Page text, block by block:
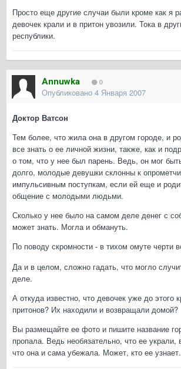
Просто еще другие случаи были кроме как я
девочек крали и в притон увозили. Тока в
республики.
Annuwka 0
Опубликовано 4 Января 2007
Доктор Ватсон
Тем более, что жила она в другом городе, и
все знать о ее личной жизни, также, как и
о том, что у нее был парень. Ведь, он мог
долго, молодые девушки склонны к
импульсивным поступкам, если ей еще и
общение с молодыми людьми.
Сколько у нее было на самом деле денег с
может знать. Могла и обмануть.
По поводу скромности - в тихом омуте черти
Да и в целом, сложно гадать, что могло
деле.
А откуда известно, что девочек уже до этого
притонов? Их находили и возвращали домой?
Вы размещайте ее фото и пишите название
пропала. Ведь необязательно, что ее украли,
что она и сама убежала. Может, кто ее узнает.